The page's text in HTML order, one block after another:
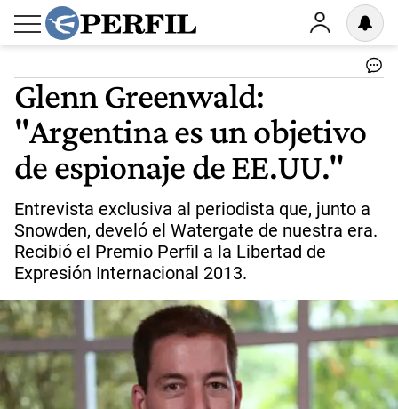
Glenn Greenwald:
"Argentina es un objetivo
de espionaje de EE.UU."
Entrevista exclusiva al periodista que, junto a
Snowden, develó el Watergate de nuestra era.
Recibió el Premio Perfil a la Libertad de
Expresión Internacional 2013.